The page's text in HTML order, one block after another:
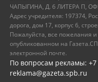
ЧАПЫГИНА, Д. 6 ЛИТЕРА П,
Адрес учредителя: 197374,
дорога, дом 17, корпус 6,
Пожалуйста, все пожелания и
опубликованном на
электронной почте.
По вопросам рекламы: +7
reklama@gazeta.spb.ru